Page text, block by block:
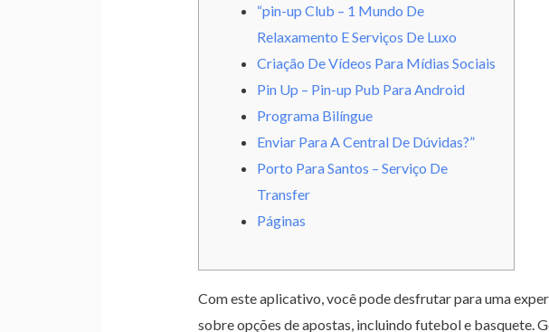
“pin-up Club – 1 Mundo De
Relaxamento E Serviços De Luxo
Criação De Vídeos Para Mídias Sociais
Pin Up – Pin-up Pub Para Android
Programa Bilíngue
Enviar Para A Central De Dúvidas?”
Porto Para Santos – Serviço De
Transfer
Páginas
Com este aplicativo, você pode desfrutar para uma
sobre opções de apostas, incluindo futebol e basquete.